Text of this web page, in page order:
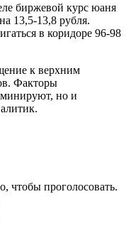
биржевой курс юаня
13,5-13,8 рубля.
в коридоре 96-98
к верхним
Факторы
но и
чтобы проголосовать.